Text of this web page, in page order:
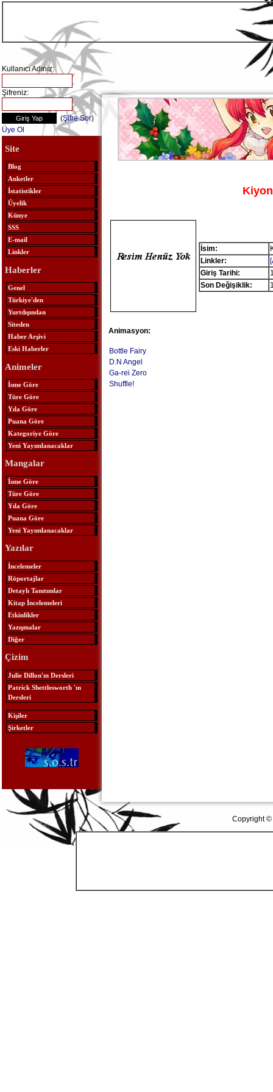
Kullanıcı Adınız:
Şifreniz:
(Şifre Sor)
Üye Ol
Site
Blog
Anketler
İstatistikler
Üyelik
Künye
SSS
E-mail
Linkler
Haberler
Genel
Türkiye'den
Yurtdışından
Siteden
Haber Arşivi
Eski Haberler
Animeler
İsme Göre
Türe Göre
Yıla Göre
Puana Göre
Kategoriye Göre
Yeni Yayımlanacaklar
Mangalar
İsme Göre
Türe Göre
Yıla Göre
Puana Göre
Yeni Yayımlanacaklar
Yazılar
İncelemeler
Röportajlar
Detaylı Tanıtımlar
Kitap İncelemeleri
Etkinlikler
Yazışmalar
Diğer
Çizim
Julie Dillon'ın Dersleri
Patrick Shettlesworth 'ın
Dersleri
Kişiler
Şirketler
İsim:
Linkler:
Giriş Tarihi:
Son Değişiklik:
Animasyon:
Bottle Fairy
D.N Angel
Ga-rei Zero
Shuffle!
Copyright ©